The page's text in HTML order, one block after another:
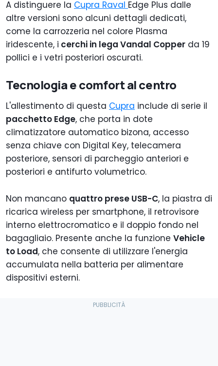
A distinguere la Cupra Raval Edge Plus dalle
altre versioni sono alcuni dettagli dedicati,
come la carrozzeria nel colore Plasma
iridescente, i cerchi in lega Vandal Copper da 19
pollici e i vetri posteriori oscurati.
Tecnologia e comfort al centro
L'allestimento di questa Cupra include di serie il
pacchetto Edge, che porta in dote
climatizzatore automatico bizona, accesso
senza chiave con Digital Key, telecamera
posteriore, sensori di parcheggio anteriori e
posteriori e antifurto volumetrico.
Non mancano quattro prese USB-C, la piastra di
ricarica wireless per smartphone, il retrovisore
interno elettrocromatico e il doppio fondo nel
bagagliaio. Presente anche la funzione Vehicle
to Load, che consente di utilizzare l'energia
accumulata nella batteria per alimentare
dispositivi esterni.